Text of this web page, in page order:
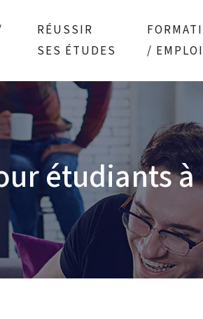
RÉUSSIR
SES ÉTUDES
/
étudiants